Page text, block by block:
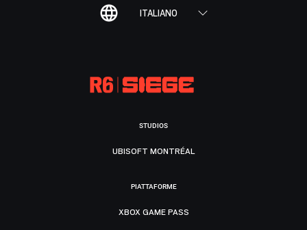
ITALIANO
STUDIOS
UBISOFT MONTRÉAL
PIATTAFORME
XBOX GAME PASS